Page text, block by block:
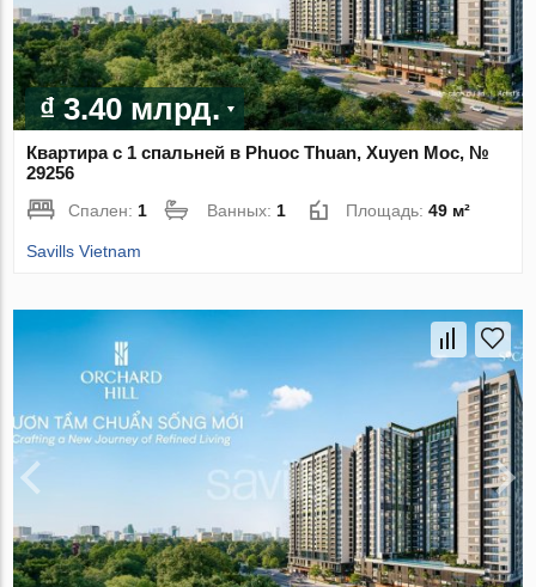
₫ 3.40 млрд.
Квартира с 1 спальней в Phuoc Thuan, Xuyen Moc, №
29256
Спален:1 Ванных:1 Площадь:49 м²
Savills Vietnam